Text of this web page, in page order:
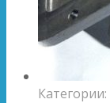
Категории: